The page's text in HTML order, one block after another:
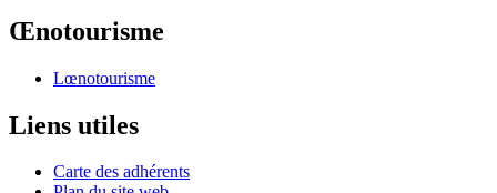
Œnotourisme
Lœnotourisme
Liens utiles
Carte des adhérents